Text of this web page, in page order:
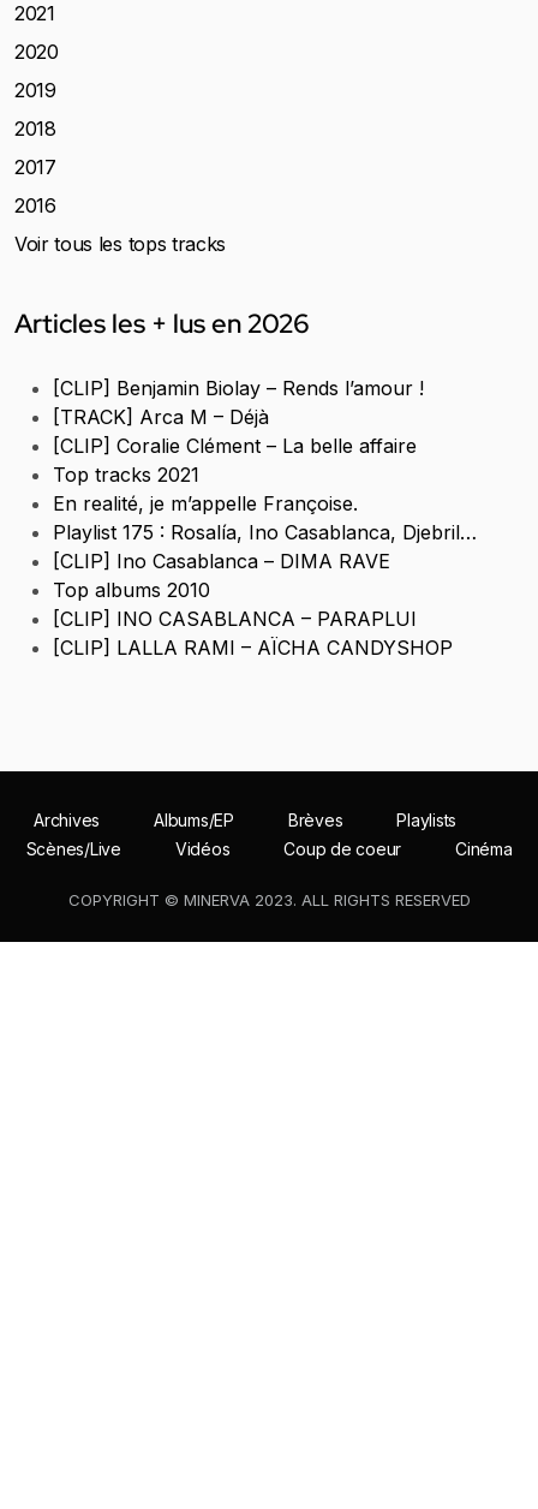
2021
2020
2019
2018
2017
2016
Voir tous les tops tracks
Articles les + lus en 2026
[CLIP] Benjamin Biolay – Rends l’amour !
[TRACK] Arca M – Déjà
[CLIP] Coralie Clément – La belle affaire
Top tracks 2021
En realité, je m’appelle Françoise.
Playlist 175 : Rosalía, Ino Casablanca, Djebril…
[CLIP] Ino Casablanca – DIMA RAVE
Top albums 2010
[CLIP] INO CASABLANCA – PARAPLUI
[CLIP] LALLA RAMI – AÏCHA CANDYSHOP
Archives Albums/EP Brèves
Playlists
Scènes/Live
Vidéos Coup de coeur Cinéma
COPYRIGHT © MINERVA 2023. ALL RIGHTS RESERVED